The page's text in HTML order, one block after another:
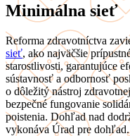
Minimálna sieť
Reforma zdravotníctva
sieť, ako najväčšie
starostlivosti, garantujúce
sústavnosť a odbornosť
o dôležitý nástroj
bezpečné fungovanie
poistenia. Dohľad nad
vykonáva Úrad pre dohľad.